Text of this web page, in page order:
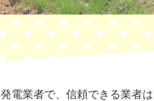
電業者で、信頼できる業者